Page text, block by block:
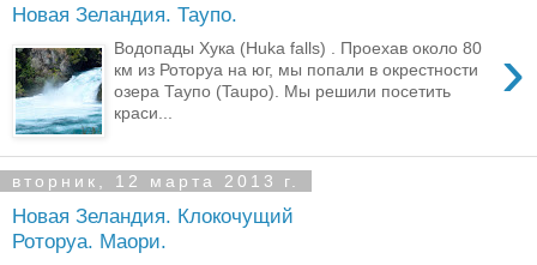
Новая Зеландия. Таупо.
›
Водопады Хука (Huka falls) . Проехав около 80
км из Роторуа на юг, мы попали в окрестности
озера Таупо (Taupo). Мы решили посетить
краси...
вторник, 12 марта 2013 г.
Новая Зеландия. Клокочущий
Роторуа. Маори.